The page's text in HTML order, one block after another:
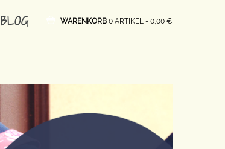
BLOG WARENKORB 0 ARTIKEL - 0,00 €